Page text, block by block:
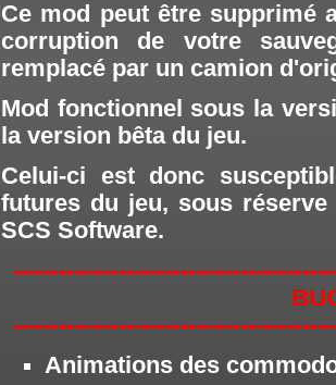
Ce mod peut être supprimé
corruption de votre
remplacé par un camion
Mod fonctionnel sous la
la version bêta du jeu.
Celui-ci est donc
futures du jeu, sous
SCS Software.
Animations des